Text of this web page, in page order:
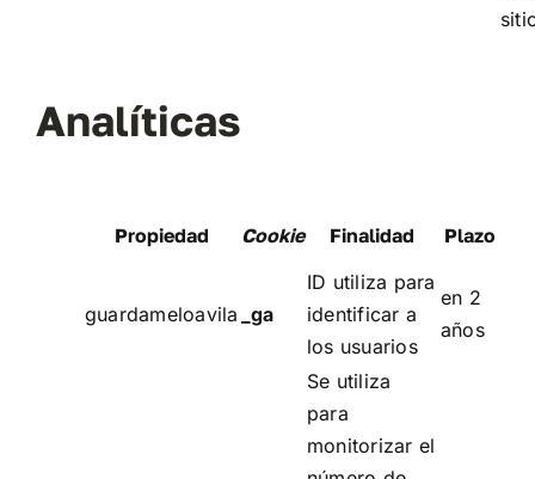
Analíticas
Propiedad Cookie Finalidad Plazo
guardameloavila _ga
ID utiliza para
identificar a
los usuarios
en 2
años
Se utiliza
para
monitorizar el